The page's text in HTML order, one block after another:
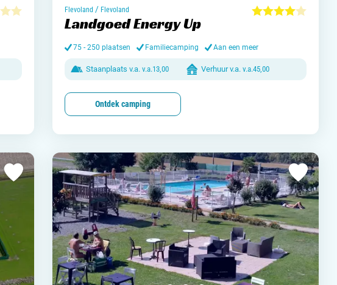
informatie over …
Luxemburg
Zwitserland
Nieuws / blog
Over Campingzoeker
Veel gestelde vragen
Flevoland / Flevoland
Landgoed Energy Up
75 - 250 plaatsen Familiecamping Aan een meer
Staanplaats v.a. v.a.13,00 Verhuur v.a. v.a.45,00
Ontdek camping